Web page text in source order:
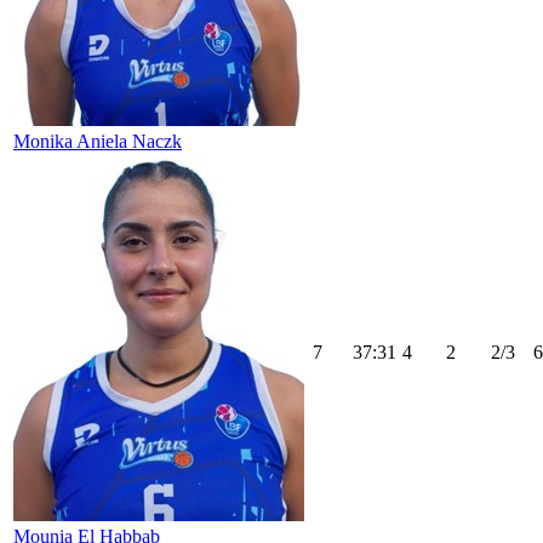
Monika Aniela Naczk
Mounia El Habbab
7 37:31 4 2 2/3